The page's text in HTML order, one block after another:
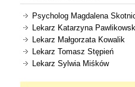
Psycholog Magdalena
Lekarz Katarzyna
Lekarz Małgorzata Kowalik
Lekarz Tomasz Stępień
Lekarz Sylwia Miśków